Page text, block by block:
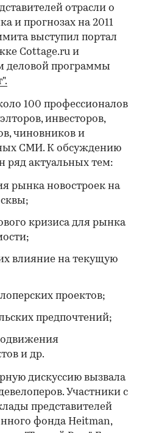
отрасли о
и прогнозах на 2011
выступил портал
Cottage.ru и
деловой программы
100 профессионалов
инвесторов,
чиновников и
СМИ. К обсуждению
ряд актуальных тем:
рынка новостроек на
кризиса для рынка
влияние на текущую
проектов;
предпочтений;
и др.
дискуссию вызвала
Участники с
представителей
фонда Heitman,